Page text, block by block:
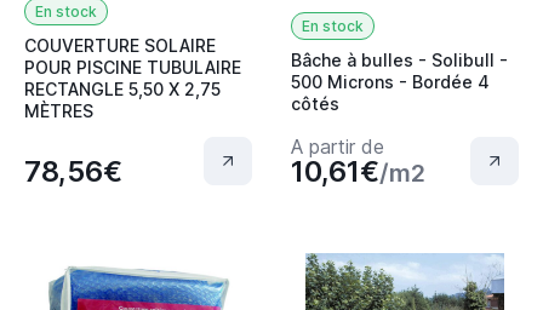
En stock
COUVERTURE SOLAIRE
POUR PISCINE TUBULAIRE
RECTANGLE 5,50 X 2,75
MÈTRES
78,56€
En stock
Bâche à bulles - Solibull -
500 Microns - Bordée 4
côtés
A partir de
10,61€/m2